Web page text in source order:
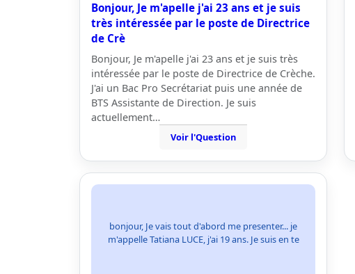
Bonjour, Je m'apelle j'ai 23 ans et je suis
très intéressée par le poste de Directrice
de Crè
Bonjour, Je m'apelle j'ai 23 ans et je suis très
intéressée par le poste de Directrice de Crèche.
J'ai un Bac Pro Secrétariat puis une année de
BTS Assistante de Direction. Je suis
actuellement…
Voir l'Question
bonjour, Je vais tout d'abord me presenter... je
m'appelle Tatiana LUCE, j'ai 19 ans. Je suis en te